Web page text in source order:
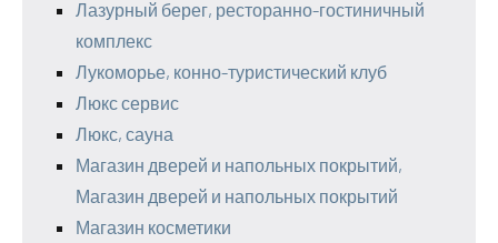
Лазурный берег, ресторанно-гостиничный
комплекс
Лукоморье, конно-туристический клуб
Люкс сервис
Люкс, сауна
Магазин дверей и напольных покрытий,
Магазин дверей и напольных покрытий
Магазин косметики